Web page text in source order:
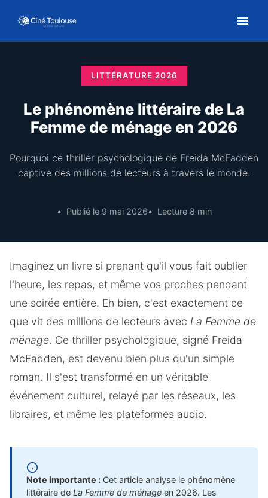
LITTÉRATURE 2026
Le phénomène littéraire de La
Femme de ménage en 2026
Pourquoi ce thriller psychologique de Freida McFadden
captive des millions de lecteurs à travers le monde.
Publié le 9 mai 2026 Lecture 8 min
Imaginez un livre si prenant qu'il vous fait oublier
l'heure, les repas, et même vos proches pendant
une soirée entière. Eh bien, c'est exactement ce
que vit des millions de lecteurs avec La Femme de
ménage. Ce thriller psychologique, signé Freida
McFadden, est devenu bien plus qu'un simple
roman. Il s'est transformé en un véritable
événement culturel, relayé par les réseaux, les
libraires, et même les plateformes audio.
Note importante : Cet article analyse le phénomène
littéraire de La Femme de ménage en 2026. Les